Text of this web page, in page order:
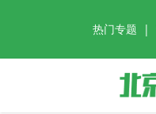
热门专题 |